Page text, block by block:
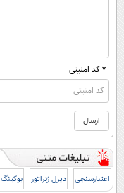
* کد امنیتی
اعتبارسنجی دیزل ژنراتور بوکینگ